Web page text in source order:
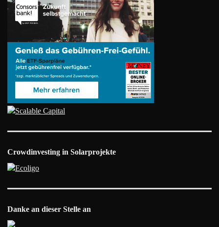
Crowdinvesting in Solarprojekte
Danke an dieser Stelle an